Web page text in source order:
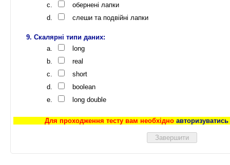
обернені лапки
слеши та подвійні лапки
Скалярні типи даних:
long
real
short
boolean
long double
Для проходження тесту вам необхідно авторизуватись